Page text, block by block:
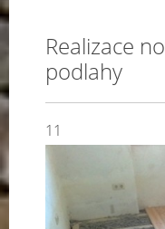
Realizace
podlahy
11